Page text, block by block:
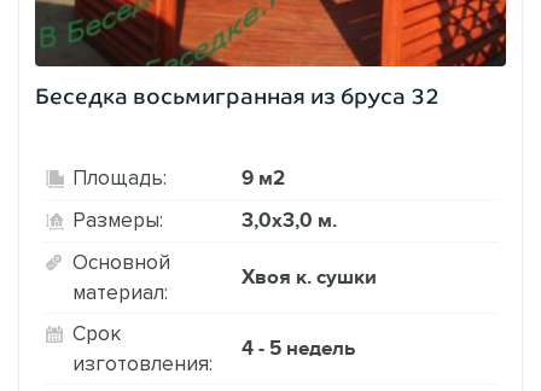
Беседка восьмигранная из бруса 32
Площадь: 9 м2
Размеры: 3,0х3,0 м.
Основной
материал:
Хвоя к. сушки
Срок
изготовления:
4 - 5 недель